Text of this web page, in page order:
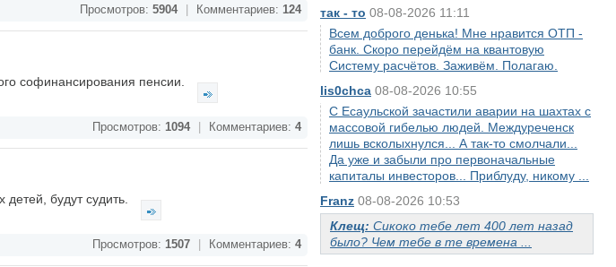
так - то 08-08-2026 11:11
Всем доброго денька! Мне нравится ОТП -
банк. Скоро перейдём на квантовую
Систему расчётов. Заживём. Полагаю.
lis0chca 08-08-2026 10:55
С Есаульской зачастили аварии на шахтах с
массовой гибелью людей. Междуреченск
лишь всколыхнулся... А так-то смолчали...
Да уже и забыли про первоначальные
капиталы инвесторов... Приблуду, никому ...
Franz 08-08-2026 10:53
Клещ: Сикоко тебе лет 400 лет назад
было? Чем тебе в те времена ...
Просмотров: 5904 Комментариев: 124
софинансирования пенсии.
Просмотров: 1094 Комментариев: 4
будут судить.
Просмотров: 1507 Комментариев: 4